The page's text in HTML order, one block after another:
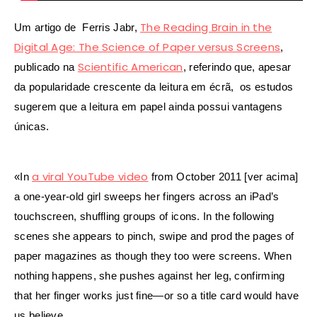
Um artigo de Ferris Jabr, The Reading Brain in the
Digital Age: The Science of Paper versus Screens,
publicado na Scientific American, referindo que, apesar
da popularidade crescente da leitura em écrã, os estudos
sugerem que a leitura em papel ainda possui vantagens
únicas.
«Ina viral YouTube video from October 2011 [ver acima]
a one-year-old girl sweeps her fingers across an iPad’s
touchscreen, shuffling groups of icons. In the following
scenes she appears to pinch, swipe and prod the pages of
paper magazines as though they too were screens. When
nothing happens, she pushes against her leg, confirming
that her finger works just fine—or so a title card would have